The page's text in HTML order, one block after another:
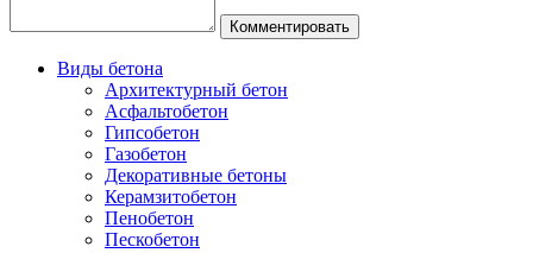
Виды бетона
Архитектурный бетон
Асфальтобетон
Гипсобетон
Газобетон
Декоративные бетоны
Керамзитобетон
Пенобетон
Пескобетон